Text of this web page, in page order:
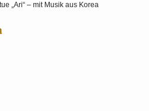
„Ari“ – mit Musik aus Korea